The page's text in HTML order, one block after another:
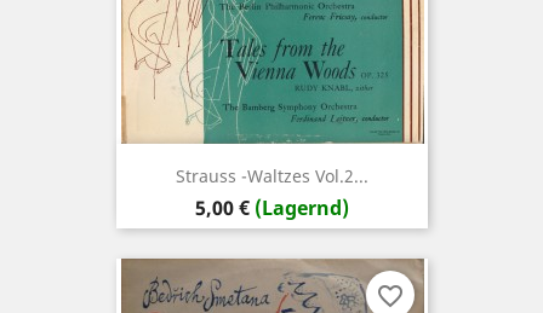
Strauss -Waltzes Vol.2...
Preis
5,00 € (Lagernd)
favorite_border